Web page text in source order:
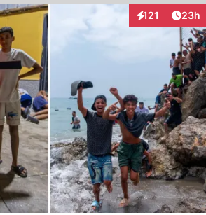
121
Interaktionen
23h